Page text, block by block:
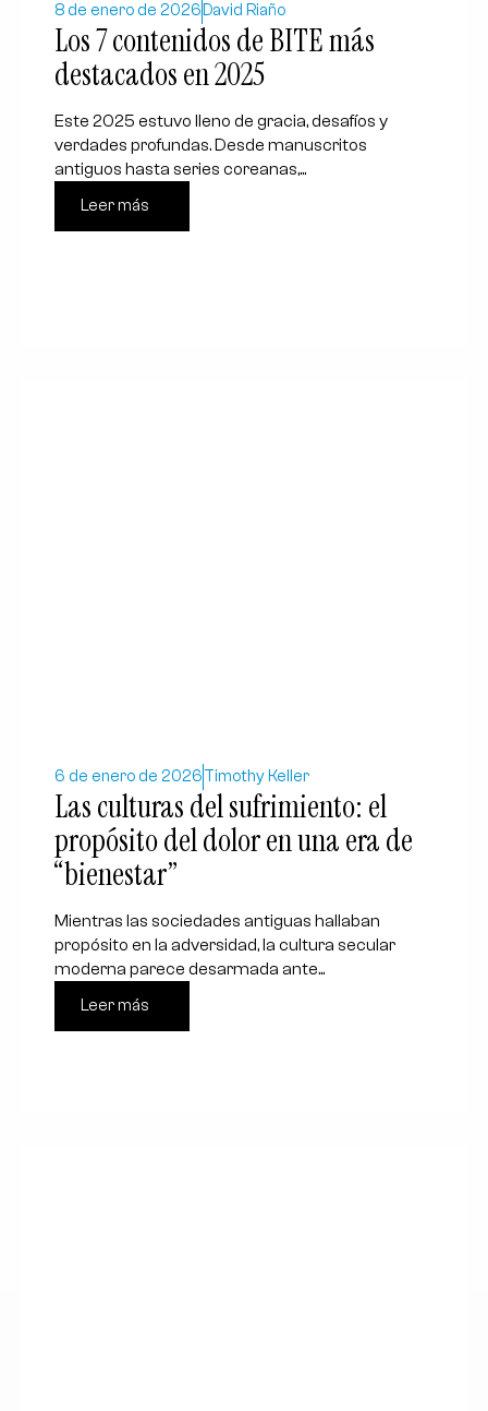
8 de enero de 2026 David Riaño
Los 7 contenidos de BITE más
destacados en 2025
Este 2025 estuvo lleno de gracia, desafíos y
verdades profundas. Desde manuscritos
antiguos hasta series coreanas,...
Leer más
6 de enero de 2026Timothy Keller
Las culturas del sufrimiento: el
propósito del dolor en una era de
“bienestar”
Mientras las sociedades antiguas hallaban
propósito en la adversidad, la cultura secular
moderna parece desarmada ante...
Leer más